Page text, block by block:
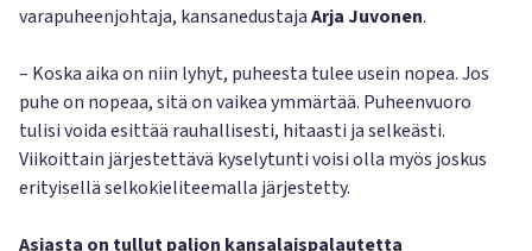
varapuheenjohtaja, kansanedustajaArja Juvonen.
– Koska aika on niin lyhyt, puheesta tulee usein nopea. Jos
puhe on nopeaa, sitä on vaikea ymmärtää. Puheenvuoro
tulisi voida esittää rauhallisesti, hitaasti ja selkeästi.
Viikoittain järjestettävä kyselytunti voisi olla myös joskus
erityisellä selkokieliteemalla järjestetty.
Asiasta on tullut paljon kansalaispalautetta